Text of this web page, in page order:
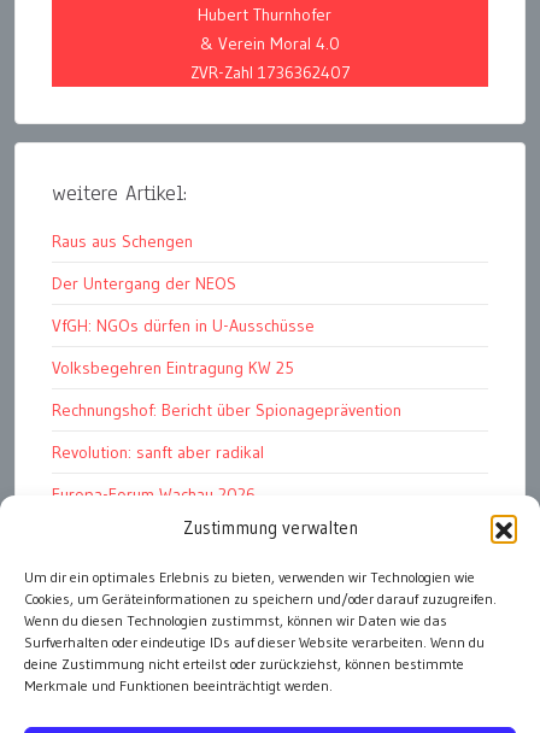
Zustimmung verwalten
Um dir ein optimales Erlebnis zu bieten, verwenden wir Technologien wie
Cookies, um Geräteinformationen zu speichern und/oder darauf zuzugreifen.
Wenn du diesen Technologien zustimmst, können wir Daten wie das
Surfverhalten oder eindeutige IDs auf dieser Website verarbeiten. Wenn du
deine Zustimmung nicht erteilst oder zurückziehst, können bestimmte
Merkmale und Funktionen beeinträchtigt werden.
Hubert Thurnhofer
& Verein Moral 4.0
ZVR-Zahl 1736362407
weitere Artikel:
Raus aus Schengen
Der Untergang der NEOS
VfGH: NGOs dürfen in U-Ausschüsse
Volksbegehren Eintragung KW 25
Rechnungshof: Bericht über Spionageprävention
Revolution: sanft aber radikal
Europa-Forum Wachau 2026
Amnesty Report 2025/26
Attac kritisiert neues EU-Rüstungspaket
Ungarn ist demokratischer als Österreich